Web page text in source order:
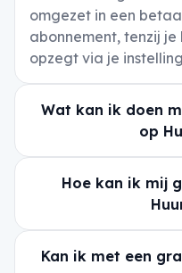
omgezet in een
abonnement, tenzij
opzegt via je
Wat kan ik doen
op
Hoe kan ik mij
Kan ik met een